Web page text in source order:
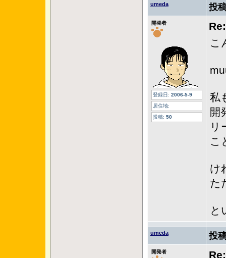
umeda 投
開発者
登録日: 2006-5-9
居住地:
投稿: 50
こ
私
開
リ
こ
け
た
と
umeda 投
開発者